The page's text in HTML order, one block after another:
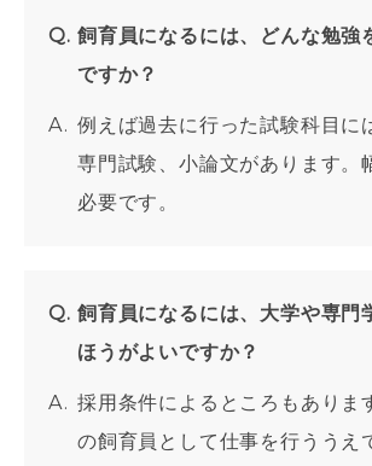
飼育員になるには、どんな勉強
ですか？
例えば過去に行った試験科目に
専門試験、小論文があります。
必要です。
飼育員になるには、大学や専門
ほうがよいですか？
採用条件によるところもありま
の飼育員として仕事を行ううえ